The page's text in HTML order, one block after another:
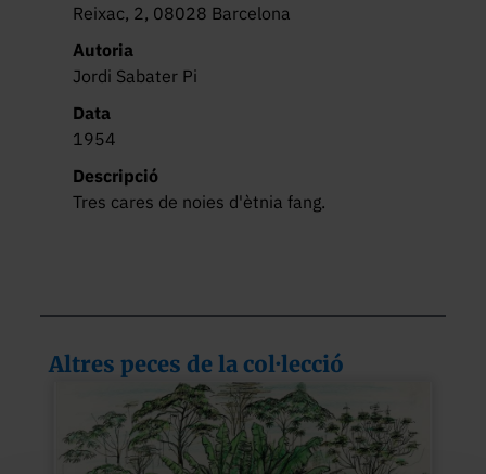
Reixac, 2, 08028 Barcelona
Autoria
Jordi Sabater Pi
Data
1954
Descripció
Tres cares de noies d'ètnia fang.
Altres peces de la col·lecció